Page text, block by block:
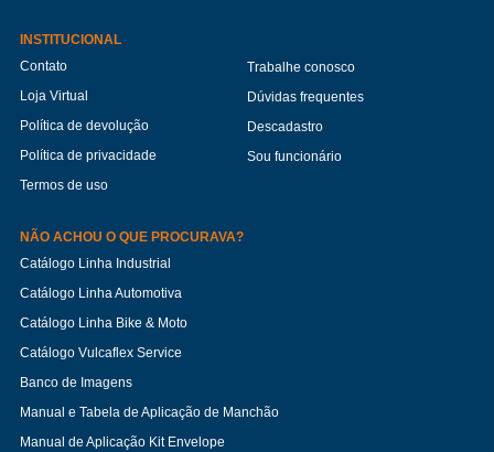
INSTITUCIONAL
Contato
Loja Virtual
Política de devolução
Política de privacidade
Termos de uso
Trabalhe conosco
Dúvidas frequentes
Descadastro
Sou funcionário
NÃO ACHOU O QUE PROCURAVA?
Catálogo Linha Industrial
Catálogo Linha Automotiva
Catálogo Linha Bike & Moto
Catálogo Vulcaflex Service
Banco de Imagens
Manual e Tabela de Aplicação de Manchão
Manual de Aplicação Kit Envelope